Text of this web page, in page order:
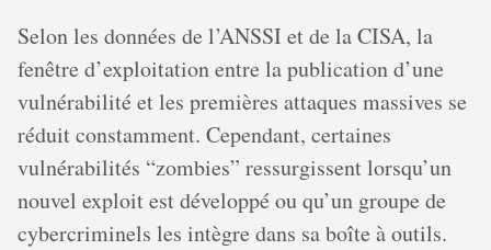
Selon les données de l’ANSSI et de la CISA, la
fenêtre d’exploitation entre la publication d’une
vulnérabilité et les premières attaques massives se
réduit constamment. Cependant, certaines
vulnérabilités “zombies” ressurgissent lorsqu’un
nouvel exploit est développé ou qu’un groupe de
cybercriminels les intègre dans sa boîte à outils.